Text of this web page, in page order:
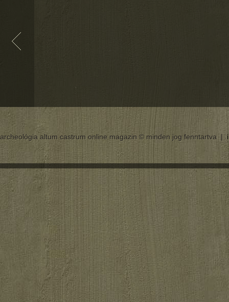
archeológia altum castrum online magazin © minden jog fenntartva |